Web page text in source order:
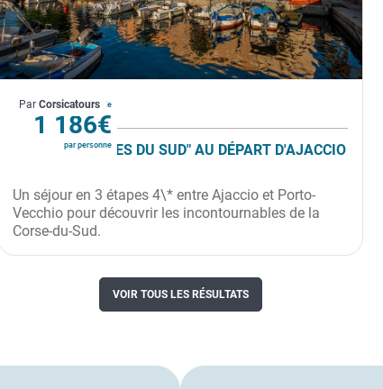
À partir de
1 186€
par personne
Par Corsicatours
France
CIRCUIT "PÉPITES DU SUD" AU DÉPART D'AJACCIO
Un séjour en 3 étapes 4\* entre Ajaccio et Porto-
Vecchio pour découvrir les incontournables de la
Corse-du-Sud.
VOIR TOUS LES RÉSULTATS